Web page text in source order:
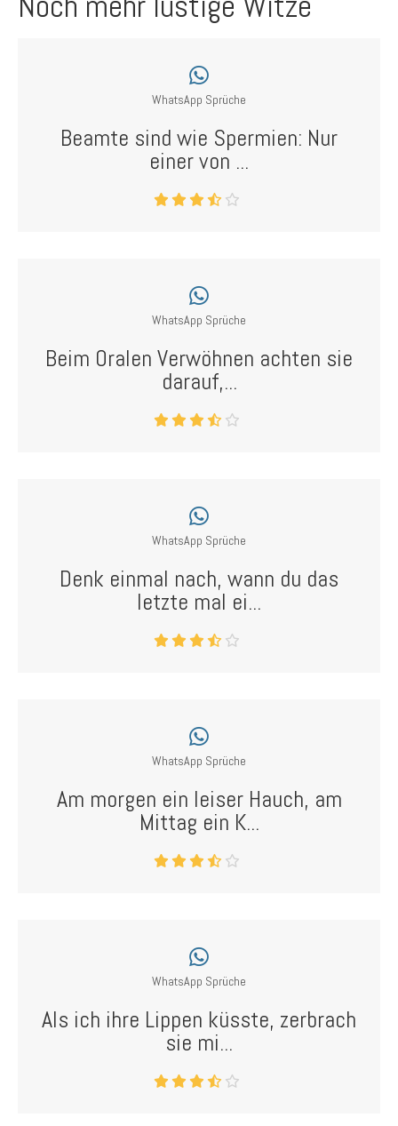
WhatsApp Sprüche
Beamte sind wie Spermien: Nur
einer von ...
WhatsApp Sprüche
Beim Oralen Verwöhnen achten sie
darauf,...
WhatsApp Sprüche
Denk einmal nach, wann du das
letzte mal ei...
WhatsApp Sprüche
Am morgen ein leiser Hauch, am
Mittag ein K...
WhatsApp Sprüche
Als ich ihre Lippen küsste, zerbrach
sie mi...